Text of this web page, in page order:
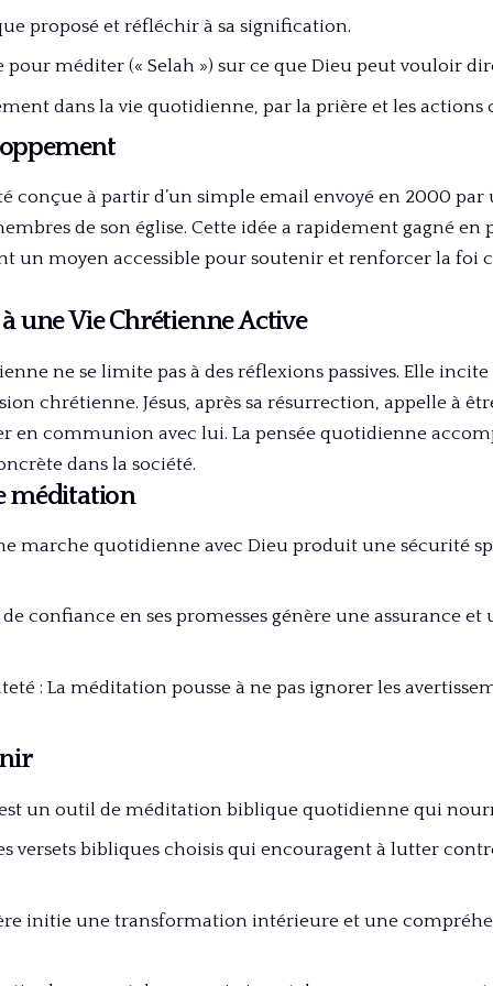
proposé et réfléchir à sa signification.
pour méditer (« Selah ») sur ce que Dieu peut vouloir
dans la vie quotidienne, par la prière et les actions
conçue à partir d’un simple email envoyé en 2000
de son église. Cette idée a rapidement gagné en
un moyen accessible pour soutenir et renforcer la foi
une Vie Chrétienne Active
ne se limite pas à des réflexions passives. Elle incite
chrétienne. Jésus, après sa résurrection, appelle à
en communion avec lui. La pensée quotidienne
dans la société.
méditation
marche quotidienne avec Dieu produit une sécurité
de confiance en ses promesses génère une assurance
: La méditation pousse à ne pas ignorer les
est un outil de méditation biblique quotidienne qui
versets bibliques choisis qui encouragent à lutter
initie une transformation intérieure et une